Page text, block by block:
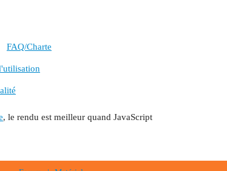
FAQ/Charte
, le rendu est meilleur quand JavaScript